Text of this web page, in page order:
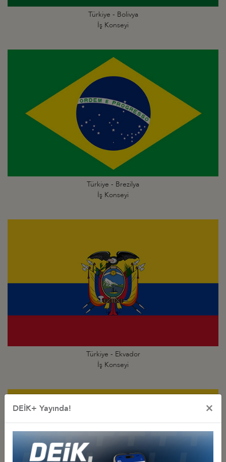
Türkiye - Bolivya
İş Konseyi
Türkiye - Brezilya
İş Konseyi
Türkiye - Ekvador
İş Konseyi
DEİK+ Yayında! ×